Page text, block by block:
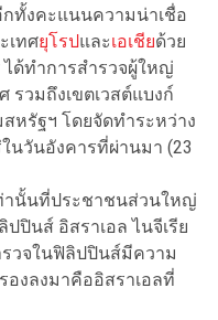
กทั้งคะแนนความน่าเชื่อ
เทศยุโรปและเอเชียด้วย
ได้ทำการสำรวจผู้ใหญ่
รวมถึงเขตเวสต์แบงก์
หรัฐฯ โดยจัดทำระหว่าง
นวันอังคารที่ผ่านมา (23
ท่านั้นที่ประชาชนส่วนใหญ่
ปินส์ อิสราเอล ไนจีเรีย
วจในฟิลิปปินส์มีความ
องลงมาคืออิสราเอลที่